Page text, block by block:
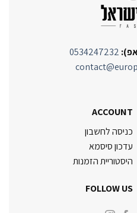
0534247232
ACCOUNT
כניסה לחשבון
עדכון סיסמא
היסטוריית הזמנות
FOLLOW US